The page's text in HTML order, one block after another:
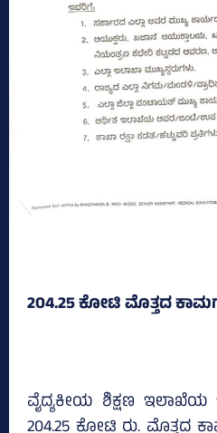
204.25 ಕೋಟಿ ಮೊತ್ತದ
ವೈದ್ಯಕೀಯ ಶಿಕ್ಷಣ